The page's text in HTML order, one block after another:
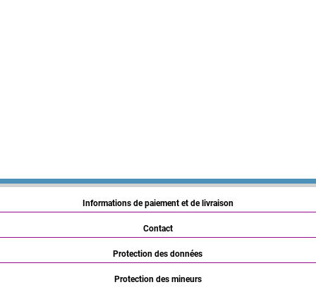
Informations de paiement et de livraison
Contact
Protection des données
Protection des mineurs